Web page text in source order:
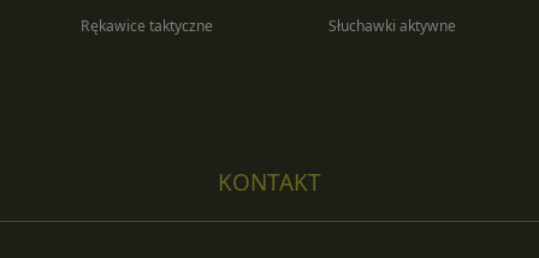
Rękawice taktyczne
Słuchawki aktywne
KONTAKT